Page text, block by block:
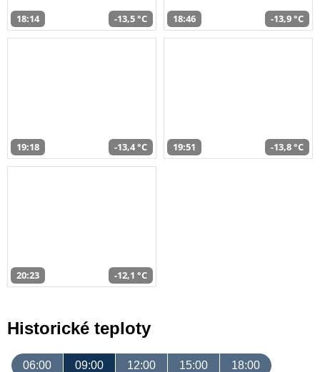
18:14 -13,5 °C 18:46 -13,9 °C
19:18 -13,4 °C 19:51 -13,8 °C
20:23 -12,1 °C
Historické teploty
06:00 09:00 12:00 15:00 18:00